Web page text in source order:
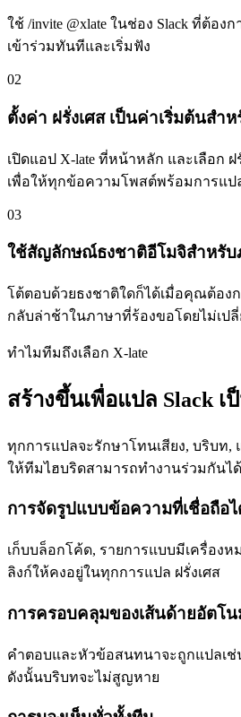
ใช้ /invite @xlate ในช่อง Slack ที่ต้อง
เข้าร่วมทันทีและเริ่มฟัง
02
ตั้งค่า ฝรั่งเศส เป็นค่าเริ่มต้นสำ
เปิดแอป X-late ที่หน้าหลัก และเลือก ฝ
เพื่อให้ทุกข้อความโพสต์พร้อมการแ
03
ใช้สัญลักษณ์ธงชาติอีโมจิสำหรับ
โต้ตอบด้วยธงชาติใดก็ได้เมื่อคุณต้อง
กลับล่าช้าในภาษาที่ร้องขอโดยไม่เป
ทำไมทีมถึงเลือก X-late
สร้างขึ้นเพื่อแปล Slack เ
ทุกการแปลจะรักษาโทนเสียง, บริบท,
ให้ทีมไฮบริดสามารถทำงานร่วมกันไ
การจัดรูปแบบข้อความที่เชื่อถือ
เก็บบล็อกโค้ด, รายการแบบมีเครื่องห
ลิงก์ให้คงอยู่ในทุกการแปล ฝรั่งเศส
การครอบคลุมของเส้นด้ายอัตโ
คำตอบและหัวข้อสนทนาจะถูกแปลเช่
ดังนั้นบริบทจะไม่สูญหาย